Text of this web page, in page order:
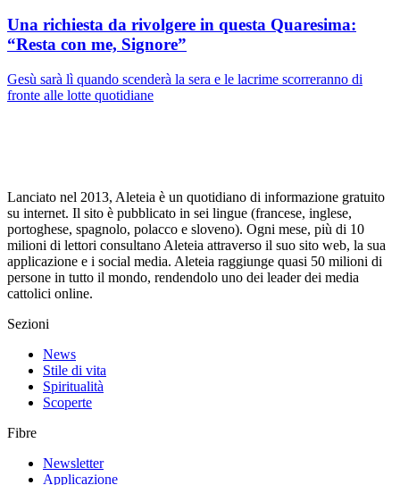
Una richiesta da rivolgere in questa Quaresima:
“Resta con me, Signore”
Gesù sarà lì quando scenderà la sera e le lacrime scorreranno di
fronte alle lotte quotidiane
Lanciato nel 2013, Aleteia è un quotidiano di informazione gratuito
su internet. Il sito è pubblicato in sei lingue (francese, inglese,
portoghese, spagnolo, polacco e sloveno). Ogni mese, più di 10
milioni di lettori consultano Aleteia attraverso il suo sito web, la sua
applicazione e i social media. Aleteia raggiunge quasi 50 milioni di
persone in tutto il mondo, rendendolo uno dei leader dei media
cattolici online.
Sezioni
News
Stile di vita
Spiritualità
Scoperte
Fibre
Newsletter
Applicazione